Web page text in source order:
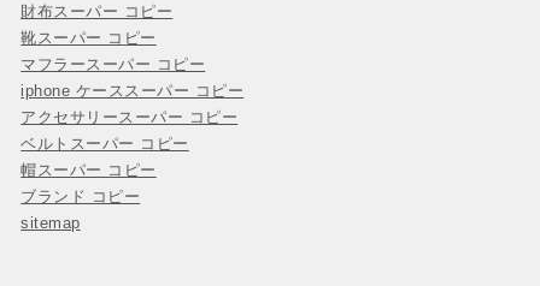
財布スーパー コピー
靴スーパー コピー
マフラースーパー コピー
iphone ケーススーパー コピー
アクセサリースーパー コピー
ベルトスーパー コピー
帽スーパー コピー
ブランド コピー
sitemap